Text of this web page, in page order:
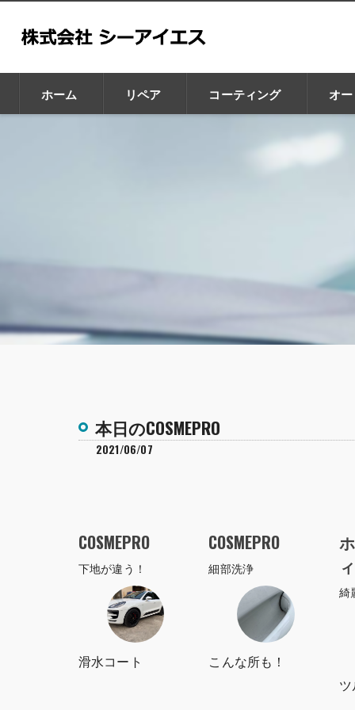
ホーム リペア コーティング オ
本日のCOSMEPRO
2021/06/07
COSMEPRO
下地が違う！
滑水コート
COSMEPRO
細部洗浄
こんな所も！
綺
ツ